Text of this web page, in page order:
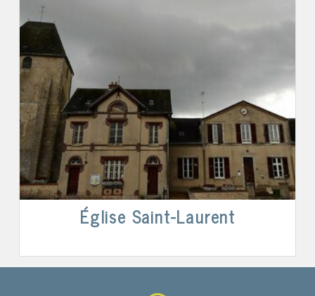
Église Saint-Laurent